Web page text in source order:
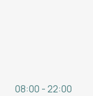
08:00 - 22:00